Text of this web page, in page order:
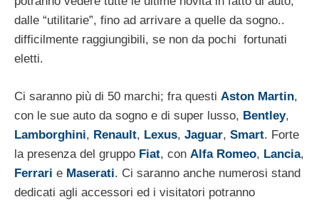
dalle “utilitarie”, fino ad arrivare a quelle da sogno..
difficilmente raggiungibili, se non da pochi fortunati
eletti.
Ci saranno più di 50 marchi; fra questi Aston Martin,
con le sue auto da sogno e di super lusso, Bentley,
Lamborghini, Renault, Lexus, Jaguar, Smart. Forte
la presenza del gruppo Fiat, con Alfa Romeo, Lancia,
Ferrari e Maserati. Ci saranno anche numerosi stand
dedicati agli accessori ed i visitatori potranno